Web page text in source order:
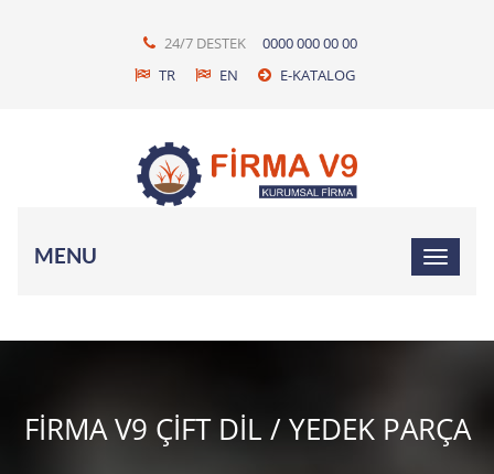
24/7 DESTEK 0000 000 00 00
TR
EN E-KATALOG
MENU
FIRMA V9 ÇIFT DIL / YEDEK PARÇA